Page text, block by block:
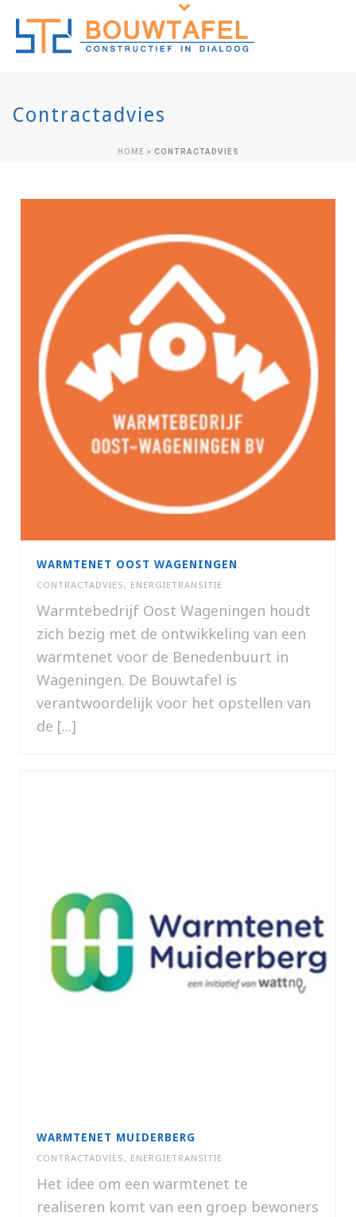
Contractadvies
HOME » CONTRACTADVIES
WARMTENET OOST WAGENINGEN
CONTRACTADVIES , ENERGIETRANSITIE
Warmtebedrijf Oost Wageningen houdt
zich bezig met de ontwikkeling van een
warmtenet voor de Benedenbuurt in
Wageningen. De Bouwtafel is
verantwoordelijk voor het opstellen van
de [...]
WARMTENET MUIDERBERG
CONTRACTADVIES , ENERGIETRANSITIE
Het idee om een warmtenet te
realiseren komt van een groep bewoners